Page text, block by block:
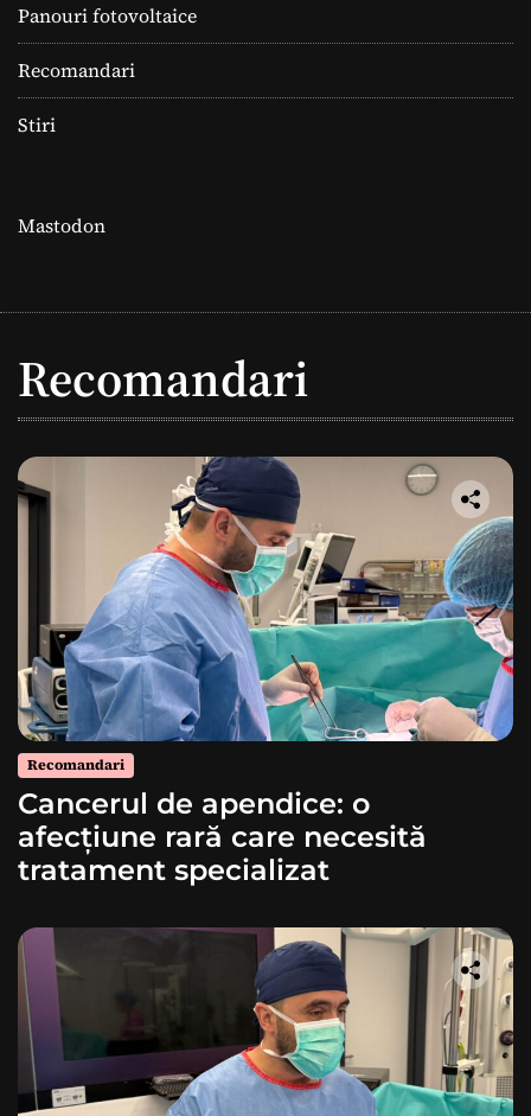
Panouri fotovoltaice
Recomandari
Stiri
Mastodon
Recomandari
Recomandari
Cancerul de apendice: o
afecțiune rară care necesită
tratament specializat